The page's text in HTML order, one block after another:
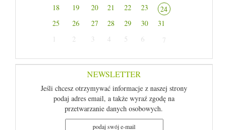
18
19 20 21 22 23
24
25
26 27 28 29 30
31
1
2 3 4 5 6 7
NEWSLETTER
Jeśli chcesz otrzymywać informacje z naszej strony
podaj adres email, a także wyraź zgodę na
przetwarzanie danych osobowych.